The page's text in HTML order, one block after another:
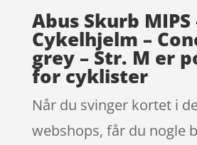
Abus Skurb MIPS
Cykelhjelm –
grey – Str. M er
for cyklister
Når du svinger kortet i
webshops, får du nogle